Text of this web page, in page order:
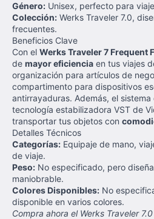
Género: Unisex, perfecto para
Colección: Werks Traveler 7.0,
frecuentes.
Beneficios Clave
Con el Werks Traveler 7 Frequent
de mayor eficiencia en tus viajes
organización para artículos de
compartimento para dispositivos
antirrayaduras. Además, el
tecnología estabilizadora VST de
transportar tus objetos con
Detalles Técnicos
Categorías: Equipaje de mano,
de viaje.
Peso: No especificado, pero
maniobrable.
Colores Disponibles: No
disponible en varios colores.
Compra ahora el Werks Traveler